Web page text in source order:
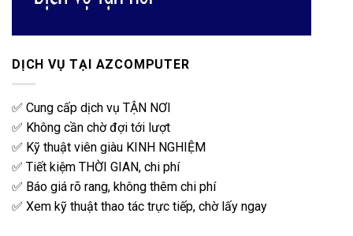
DỊCH VỤ TẠI AZCOMPUTER
✅ Cung cấp dịch vụ TẬN NƠI
✅ Không cần chờ đợi tới lượt
✅ Kỹ thuật viên giàu KINH NGHIỆM
✅ Tiết kiệm THỜI GIAN, chi phí
✅ Báo giá rõ rang, không thêm chi phí
✅ Xem kỹ thuật thao tác trực tiếp, chờ lấy ngay